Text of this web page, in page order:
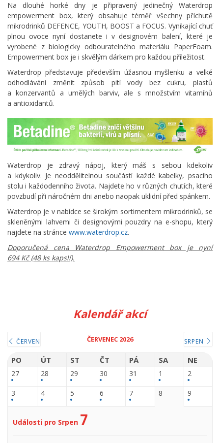
Na dlouhé horké dny je připravený jedinečný Waterdrop
empowerment box, který obsahuje téměř všechny příchutě
mikrodrinků DEFENCE, YOUTH, BOOST a FOCUS. Vynikající chuť
plnou ovoce nyní dostanete i v designovém balení, které je
vyrobené z biologicky odbouratelného materiálu PaperFoam.
Empowerment box je i skvělým dárkem pro každou příležitost.
Waterdrop představuje především úžasnou myšlenku a velké
odhodlávání změnit způsob pití vody bez cukru, plastů
a konzervantů a umělých barviv, ale s množstvím vitamínů
a antioxidantů.
Waterdrop je zdravý nápoj, který máš s sebou kdekoliv
a kdykoliv. Je neoddělitelnou součástí každé kabelky, psacího
stolu i každodenního života. Najdete ho v různých chutích, které
povzbudí při náročném dni anebo naopak uklidní před spánkem.
Waterdrop je v nabídce se širokým sortimentem mikrodrinků, se
skleněnými lahvemi či designovými pouzdry na e-shopu, který
najdete na stránce www.waterdrop.cz.
Doporučená cena Waterdrop Empowerment box je nyní
694 Kč (48 ks kapslí).
Kalendář akcí
ČERVEN ČERVENEC 2026 SRPEN
PO ÚT ST ČT PÁ SA NE
27 28 29 30 31 1 2
3 4 5 6 7 8 9
Události pro Srpen 7